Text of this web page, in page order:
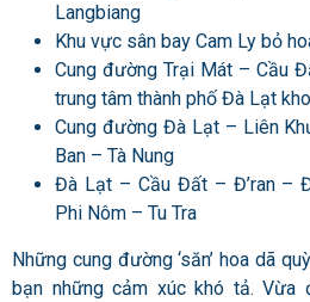
Langbiang
Khu vực sân bay Cam Ly bỏ
Cung đường Trại Mát – Cầu
trung tâm thành phố Đà Lạt
Cung đường Đà Lạt – Liên
Ban – Tà Nung
Đà Lạt – Cầu Đất – Đ’ran –
Phi Nôm – Tu Tra
Những cung đường ‘săn’ hoa dã
bạn những cảm xúc khó tả. Vừa